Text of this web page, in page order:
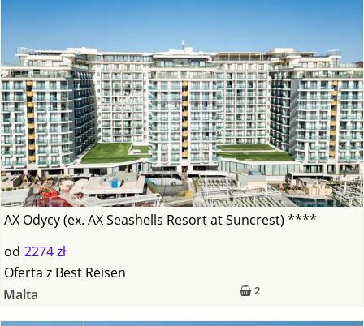
AX Odycy (ex. AX Seashells Resort at Suncrest) ****
od 2274 zł
2
Oferta z Best Reisen
Malta